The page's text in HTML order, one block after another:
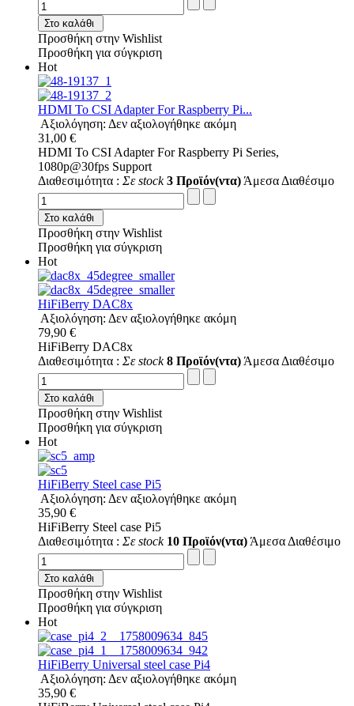
Στο καλάθι
Προσθήκη στην Wishlist
Προσθήκη για σύγκριση
Hot
HDMI To CSI Adapter For Raspberry Pi...
Αξιολόγηση: Δεν αξιολογήθηκε ακόμη
31,00 €
HDMI To CSI Adapter For Raspberry Pi Series,
1080p@30fps Support
Διαθεσιμότητα : Σε stock 3 Προϊόν(ντα) Άμεσα Διαθέσιμο
Στο καλάθι
Προσθήκη στην Wishlist
Προσθήκη για σύγκριση
Hot
HiFiBerry DAC8x
Αξιολόγηση: Δεν αξιολογήθηκε ακόμη
79,90 €
HiFiBerry DAC8x
Διαθεσιμότητα : Σε stock 8 Προϊόν(ντα) Άμεσα Διαθέσιμο
Στο καλάθι
Προσθήκη στην Wishlist
Προσθήκη για σύγκριση
Hot
HiFiBerry Steel case Pi5
Αξιολόγηση: Δεν αξιολογήθηκε ακόμη
35,90 €
HiFiBerry Steel case Pi5
Διαθεσιμότητα : Σε stock 10 Προϊόν(ντα) Άμεσα Διαθέσιμο
Στο καλάθι
Προσθήκη στην Wishlist
Προσθήκη για σύγκριση
Hot
HiFiBerry Universal steel case Pi4
Αξιολόγηση: Δεν αξιολογήθηκε ακόμη
35,90 €